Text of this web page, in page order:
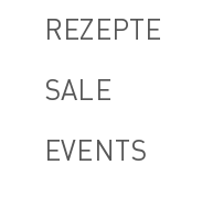
REZEPTE
SALE
EVENTS